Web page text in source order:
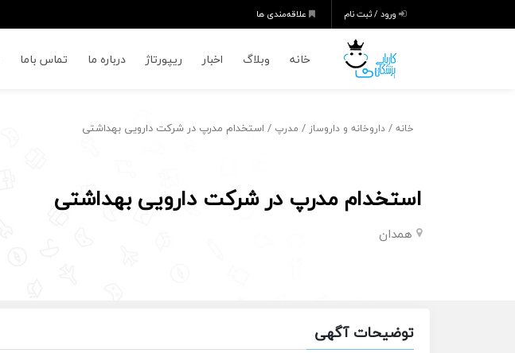
ورود / ثبت نام علاقه‌مندی ها
خانه وبلاگ اخبار ریپورتاژ درباره ما تماس باما
خانه / داروخانه و داروساز / مدرپ / استخدام مدرپ در شرکت دارویی بهداشتی
استخدام مدرپ در شرکت دارویی بهداشتی
همدان
توضیحات آگهی